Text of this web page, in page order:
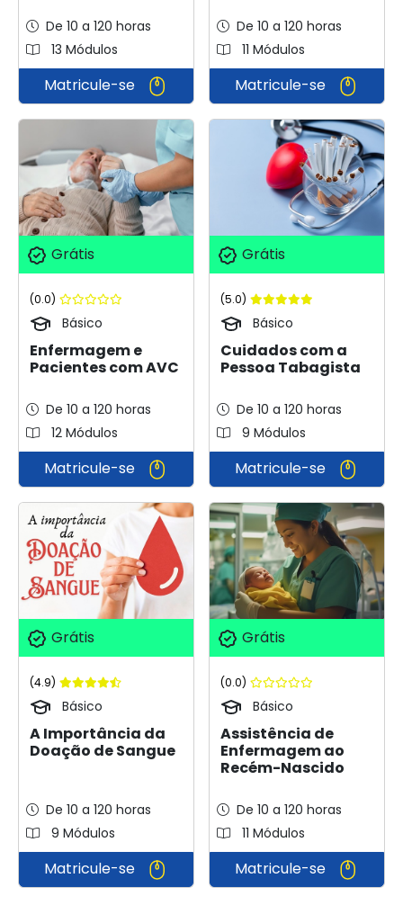
De 10 a 120 horas
13 Módulos
Matricule-se
De 10 a 120 horas
11 Módulos
Matricule-se
Grátis
(0.0)
Básico
Enfermagem e
Pacientes com AVC
De 10 a 120 horas
12 Módulos
Matricule-se
Grátis
(5.0)
Básico
Cuidados com a
Pessoa Tabagista
De 10 a 120 horas
9 Módulos
Matricule-se
Grátis
(4.9)
Básico
A Importância da
Doação de Sangue
De 10 a 120 horas
9 Módulos
Matricule-se
Grátis
(0.0)
Básico
Assistência de
Enfermagem ao
Recém-Nascido
De 10 a 120 horas
11 Módulos
Matricule-se